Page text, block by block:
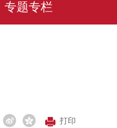
专题专栏
打印